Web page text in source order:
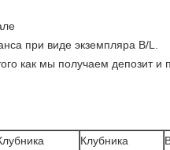
при виде экземпляра B/L.
как мы получаем депозит
Клубника